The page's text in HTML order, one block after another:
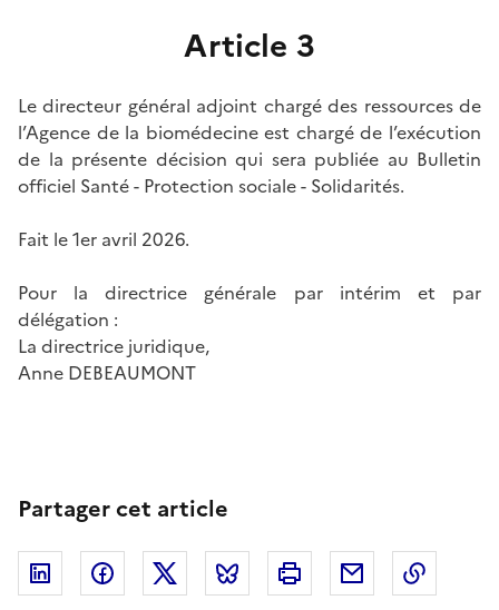
Article 3
Le directeur général adjoint chargé des ressources de
l’Agence de la biomédecine est chargé de l’exécution
de la présente décision qui sera publiée au Bulletin
officiel Santé - Protection sociale - Solidarités.
Fait le 1er avril 2026.
Pour la directrice générale par intérim et par
délégation :
La directrice juridique,
Anne DEBEAUMONT
Partager cet article
Linkedin FacebookTwitter Bluesky Imprimer Courriel